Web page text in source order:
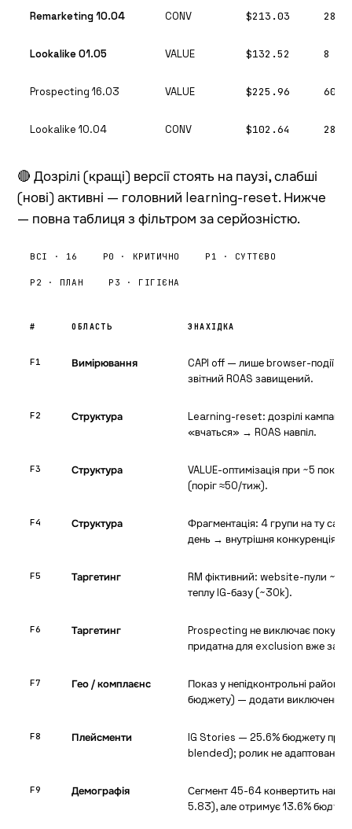
Remarketing 10.04 CONV $213.03 28
Lookalike 01.05 VALUE $132.52 8
Prospecting 16.03 VALUE $225.96 60
Lookalike 10.04 CONV $102.64 28
🔴 Дозрілі (кращі) версії стоять на паузі, слабші
(нові) активні — головний learning-reset. Нижче
— повна таблиця з фільтром за серйозністю.
ВСІ · 16 P0 · КРИТИЧНО P1 · СУТТЄВО
P2 · ПЛАН P3 · ГІГІЄНА
# ОБЛАСТЬ ЗНАХІДКА
F1 Вимірювання
CAPI off — лише browser-події;
звітний ROAS завищений.
F2 Структура
Learning-reset: дозрілі кампанії
«вчаться» → ROAS навпіл.
F3 Структура
VALUE-оптимізація при ~5
(поріг ≈50/тиж).
F4 Структура
Фрагментація: 4 групи на ту
день → внутрішня конкуренція.
F5 Таргетинг
RM фіктивний: website-пули ~20
теплу IG-базу (~30k).
F6 Таргетинг
Prospecting не виключає
придатна для exclusion вже
F7 Гео / комплаєнс
Показ у непідконтрольні райони
бюджету) — додати виключення.
F8 Плейсменти
IG Stories — 25.6% бюджету при
blended); ролик не адаптовано
F9 Демографія
Сегмент 45-64 конвертить
5.83), але отримує 13.6%